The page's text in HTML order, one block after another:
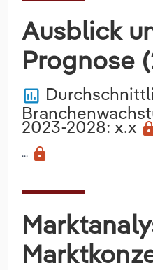
Ausblick
Prognose
poll
2023-2028: x.x
... lock